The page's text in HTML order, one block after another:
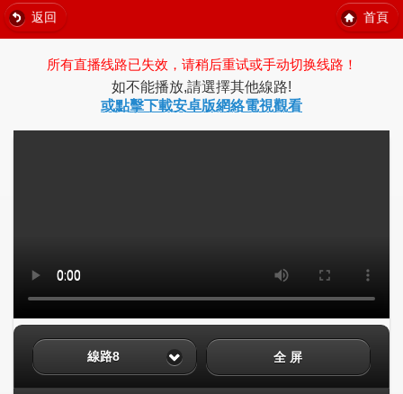
返回 首頁
所有直播线路已失效，请稍后重试或手动切换线路！
如不能播放,請選擇其他線路!
或點擊下載安卓版網絡電視觀看
線路8 全 屏